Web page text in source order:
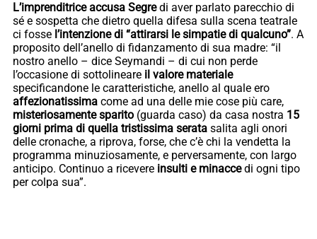
L’imprenditrice accusa Segredi aver parlato parecchio di
sé e sospetta che dietro quella difesa sulla scena teatrale
ci fosse l’intenzione di “attirarsi le simpatie di qualcuno”. A
proposito dell’anello di fidanzamento di sua madre: “il
nostro anello – dice Seymandi – di cui non perde
l’occasione di sottolineare il valore materiale
specificandone le caratteristiche, anello al quale ero
affezionatissima come ad una delle mie cose più care,
misteriosamente sparito (guarda caso) da casa nostra 15
giorni prima di quella tristissima serata salita agli onori
delle cronache, a riprova, forse, che c’è chi la vendetta la
programma minuziosamente, e perversamente, con largo
anticipo. Continuo a ricevere insulti e minaccedi ogni tipo
per colpa sua”.